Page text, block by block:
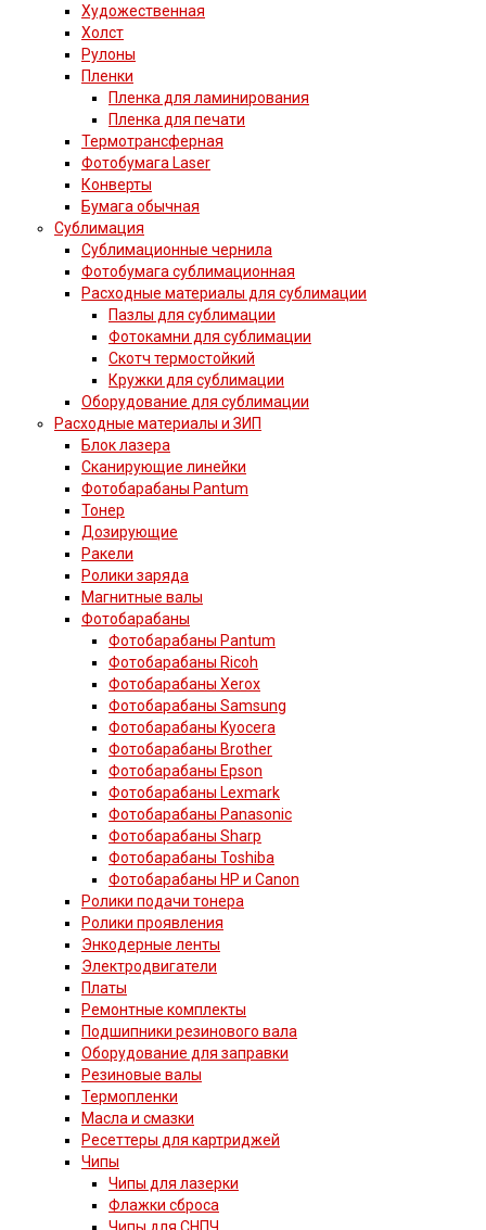
Художественная
Холст
Рулоны
Пленки
Пленка для ламинирования
Пленка для печати
Термотрансферная
Фотобумага Laser
Конверты
Бумага обычная
Сублимация
Сублимационные чернила
Фотобумага сублимационная
Расходные материалы для сублимации
Пазлы для сублимации
Фотокамни для сублимации
Скотч термостойкий
Кружки для сублимации
Оборудование для сублимации
Расходные материалы и ЗИП
Блок лазера
Сканирующие линейки
Фотобарабаны Pantum
Тонер
Дозирующие
Ракели
Ролики заряда
Магнитные валы
Фотобарабаны
Фотобарабаны Pantum
Фотобарабаны Ricoh
Фотобарабаны Xerox
Фотобарабаны Samsung
Фотобарабаны Kyocera
Фотобарабаны Brother
Фотобарабаны Epson
Фотобарабаны Lexmark
Фотобарабаны Panasonic
Фотобарабаны Sharp
Фотобарабаны Toshiba
Фотобарабаны HP и Canon
Ролики подачи тонера
Ролики проявления
Энкодерные ленты
Электродвигатели
Платы
Ремонтные комплекты
Подшипники резинового вала
Оборудование для заправки
Резиновые валы
Термопленки
Масла и смазки
Ресеттеры для картриджей
Чипы
Чипы для лазерки
Флажки сброса